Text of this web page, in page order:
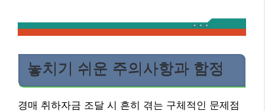
놓치기 쉬운 주의사항과 함정
경매 취하자금 조달 시 흔히 겪는 구체적인 문제점